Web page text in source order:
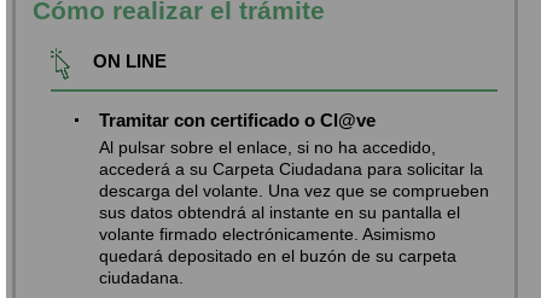
Cómo realizar el trámite
ON LINE
Tramitar con certificado o Cl@ve
Al pulsar sobre el enlace, si no ha accedido,
accederá a su Carpeta Ciudadana para solicitar la
descarga del volante. Una vez que se comprueben
sus datos obtendrá al instante en su pantalla el
volante firmado electrónicamente. Asimismo
quedará depositado en el buzón de su carpeta
ciudadana.